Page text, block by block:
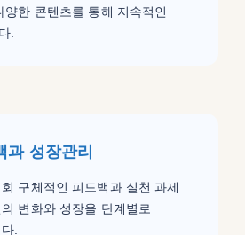
양한 콘텐츠를 통해 지속적인
.
과 성장관리
구체적인 피드백과 실천 과제
변화와 성장을 단계별로
.